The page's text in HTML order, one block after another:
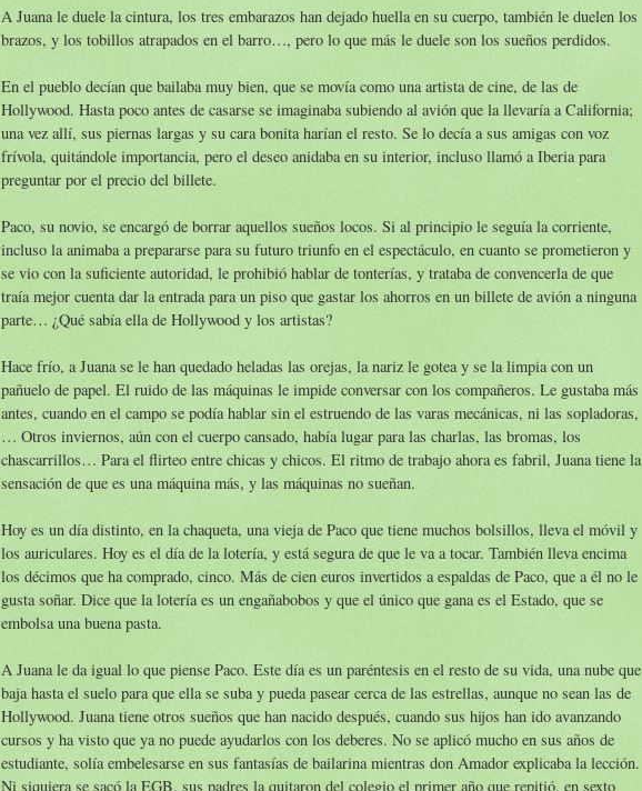
A Juana le duele la cintura, los tres embarazos han dejado huella en su cuerpo, también le duelen los
brazos, y los tobillos atrapados en el barro…, pero lo que más le duele son los sueños perdidos.
En el pueblo decían que bailaba muy bien, que se movía como una artista de cine, de las de
Hollywood. Hasta poco antes de casarse se imaginaba subiendo al avión que la llevaría a California;
una vez allí, sus piernas largas y su cara bonita harían el resto. Se lo decía a sus amigas con voz
frívola, quitándole importancia, pero el deseo anidaba en su interior, incluso llamó a Iberia para
preguntar por el precio del billete.
Paco, su novio, se encargó de borrar aquellos sueños locos. Si al principio le seguía la corriente,
incluso la animaba a prepararse para su futuro triunfo en el espectáculo, en cuanto se prometieron y
se vio con la suficiente autoridad, le prohibió hablar de tonterías, y trataba de convencerla de que
traía mejor cuenta dar la entrada para un piso que gastar los ahorros en un billete de avión a ninguna
parte… ¿Qué sabía ella de Hollywood y los artistas?
Hace frío, a Juana se le han quedado heladas las orejas, la nariz le gotea y se la limpia con un
pañuelo de papel. El ruido de las máquinas le impide conversar con los compañeros. Le gustaba más
antes, cuando en el campo se podía hablar sin el estruendo de las varas mecánicas, ni las sopladoras,
… Otros inviernos, aún con el cuerpo cansado, había lugar para las charlas, las bromas, los
chascarrillos… Para el flirteo entre chicas y chicos. El ritmo de trabajo ahora es fabril, Juana tiene la
sensación de que es una máquina más, y las máquinas no sueñan.
Hoy es un día distinto, en la chaqueta, una vieja de Paco que tiene muchos bolsillos, lleva el móvil y
los auriculares. Hoy es el día de la lotería, y está segura de que le va a tocar. También lleva encima
los décimos que ha comprado, cinco. Más de cien euros invertidos a espaldas de Paco, que a él no le
gusta soñar. Dice que la lotería es un engañabobos y que el único que gana es el Estado, que se
embolsa una buena pasta.
A Juana le da igual lo que piense Paco. Este día es un paréntesis en el resto de su vida, una nube que
baja hasta el suelo para que ella se suba y pueda pasear cerca de las estrellas, aunque no sean las de
Hollywood. Juana tiene otros sueños que han nacido después, cuando sus hijos han ido avanzando
cursos y ha visto que ya no puede ayudarlos con los deberes. No se aplicó mucho en sus años de
estudiante, solía embelesarse en sus fantasías de bailarina mientras don Amador explicaba la lección.
Ni siquiera se sacó la EGB, sus padres la quitaron del colegio el primer año que repitió, en sexto